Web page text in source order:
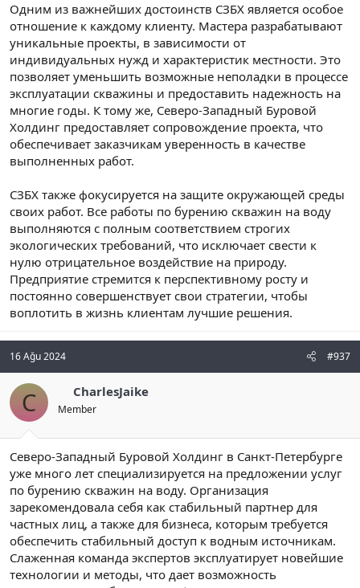
Одним из важнейших достоинств СЗБХ является особое
отношение к каждому клиенту. Мастера разрабатывают
уникальные проекты, в зависимости от
индивидуальных нужд и характеристик местности. Это
позволяет уменьшить возможные неполадки в процессе
эксплуатации скважины и предоставить надежность на
многие годы. К тому же, Северо-Западный Буровой
Холдинг предоставляет сопровождение проекта, что
обеспечивает заказчикам уверенность в качестве
выполненных работ.
СЗБХ также фокусируется на защите окружающей среды
своих работ. Все работы по бурению скважин на воду
выполняются с полным соответствием строгих
экологических требований, что исключает свести к
нулю отрицательное воздействие на природу.
Предприятие стремится к перспективному росту и
постоянно совершенствует свои стратегии, чтобы
воплотить в жизнь клиентам лучшие решения.
16 Ağu 2024 #937
C CharlesJaike
Member
Северо-Западный Буровой Холдинг в Санкт-Петербурге
уже много лет специализируется на предложении услуг
по бурению скважин на воду. Организация
зарекомендовала себя как стабильный партнер для
частных лиц, а также для бизнеса, которым требуется
обеспечить стабильный доступ к водным источникам.
Слаженная команда экспертов эксплуатирует новейшие
технологии и методы, что дает возможность